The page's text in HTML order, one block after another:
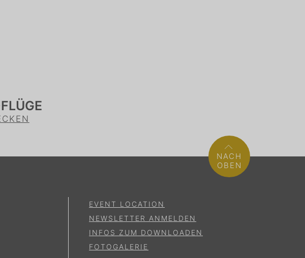
NACH
OBEN
EVENT LOCATION
NEWSLETTER ANMELDEN
INFOS ZUM DOWNLOADEN
FOTOGALERIE